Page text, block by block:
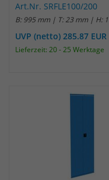
Art.Nr. SRFLE100/200
B: 995 mm | T: 23 mm | H:
UVP (netto) 285.87 EUR
Lieferzeit: 20 - 25 Werktage